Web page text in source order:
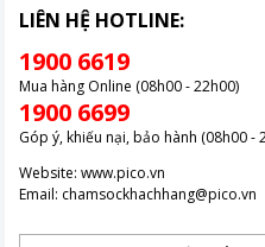
Công suất 10-15L/h của
mỗi ngày.
Hệ thống vận hành mượt mà,
gia đình đông người.
Lõi lọc thô chất lượng cao
LIÊN HỆ HOTLINE:
1900 6619
Mua hàng Online (08h00 - 22h00)
1900 6699
Góp ý, khiếu nại, bảo hành (08h00 -
Website: www.pico.vn
Email: chamsockhachhang@pico.vn